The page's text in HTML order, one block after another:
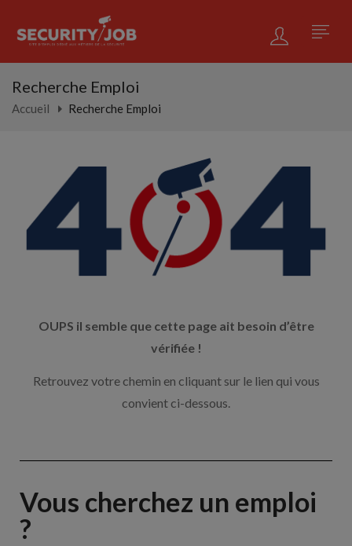
Recherche Emploi
Accueil Recherche Emploi
OUPS il semble que cette page ait besoin d’être
vérifiée !
Retrouvez votre chemin en cliquant sur le lien qui vous
convient ci-dessous.
Vous cherchez un emploi
?